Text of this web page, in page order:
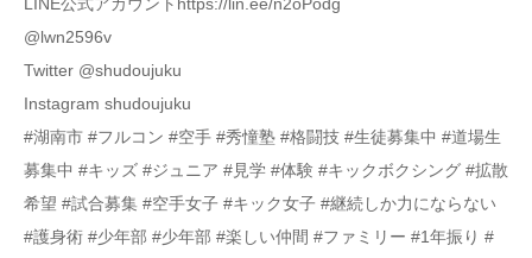
@lwn2596v
Twitter @shudoujuku
Instagram shudoujuku
#湖南市 #フルコン #空手 #秀憧塾 #格闘技 #生徒募集中 #道場生
募集中 #キッズ #ジュニア #見学 #体験 #キックボクシング #拡散
希望 #試合募集 #空手女子 #キック女子 #継続しか力にならない
#護身術 #少年部 #少年部 #楽しい仲間 #ファミリー #1年振り #